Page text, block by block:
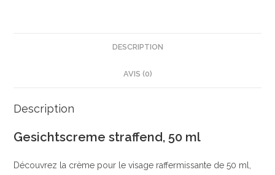
de
|
DESCRIPTION
AVIS (0)
Description
Gesichtscreme straffend, 50 ml
Découvrez la crème pour le visage raffermissante de 50 ml,